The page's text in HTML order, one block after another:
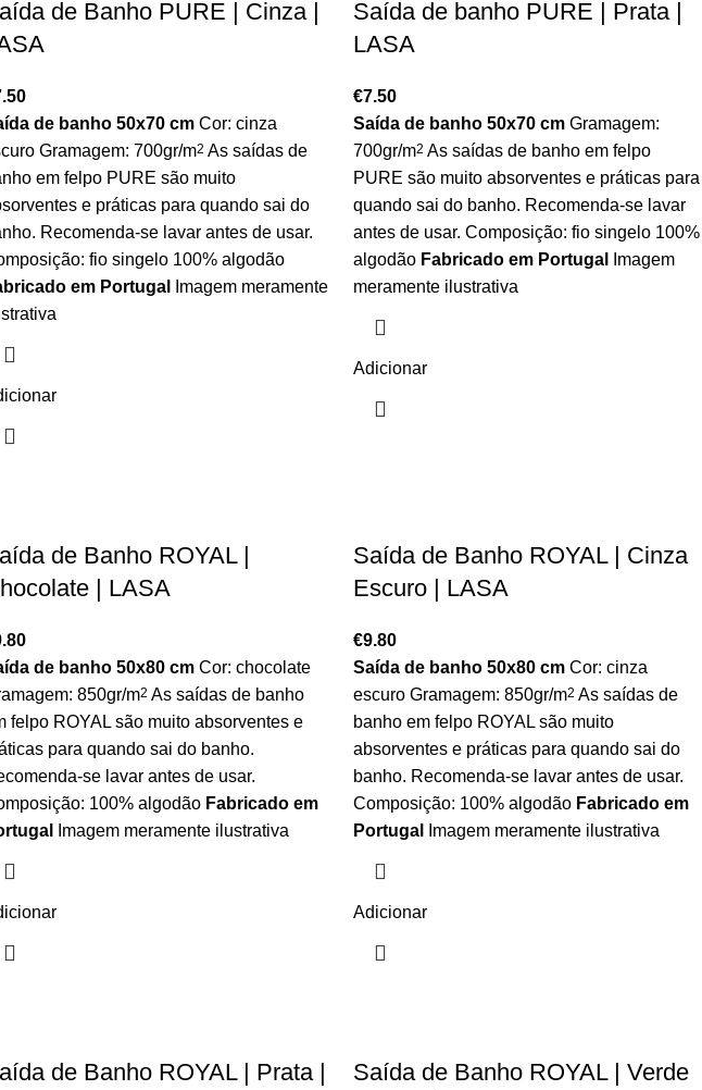
de Banho PURE | Cinza |
de banho 50x70 cm Cor: cinza
Gramagem: 700gr/m2 As saídas de
em felpo PURE são muito
e práticas para quando sai do
Recomenda-se lavar antes de usar.
fio singelo 100% algodão
em Portugal
Imagem meramente
Saída de banho PURE | Prata |
LASA
€7.50
Saída de banho 50x70 cm Gramagem:
700gr/m2 As saídas de banho em felpo
PURE são muito absorventes e práticas para
quando sai do banho. Recomenda-se lavar
antes de usar. Composição: fio singelo 100%
algodão Fabricado em Portugal
Imagem
meramente ilustrativa
Adicionar
de Banho ROYAL |
| LASA
de banho 50x80 cm Cor: chocolate
850gr/m2 As saídas de banho
felpo ROYAL são muito absorventes e
para quando sai do banho.
se lavar antes de usar.
100% algodão Fabricado em
Imagem meramente ilustrativa
Saída de Banho ROYAL | Cinza
Escuro | LASA
€9.80
Saída de banho 50x80 cm Cor: cinza
escuro Gramagem: 850gr/m2 As saídas de
banho em felpo ROYAL são muito
absorventes e práticas para quando sai do
banho. Recomenda-se lavar antes de usar.
Composição: 100% algodão Fabricado em
Portugal
Imagem meramente ilustrativa
Adicionar
de Banho ROYAL | Prata |
Saída de Banho ROYAL | Verde